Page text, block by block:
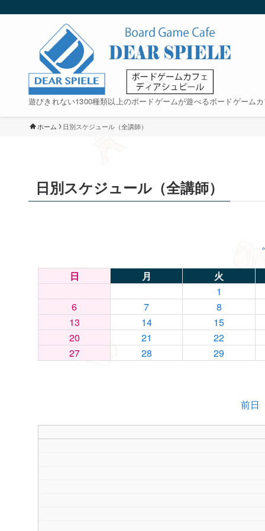
遊びきれない1300種類以上のボードゲームが遊べるボードゲーム
ホーム 日別スケジュール（全講師）
日別スケジュール（全講師）
日 月
火
1
6
7
8
13
14
15
20
21
22
27
28 29
前日